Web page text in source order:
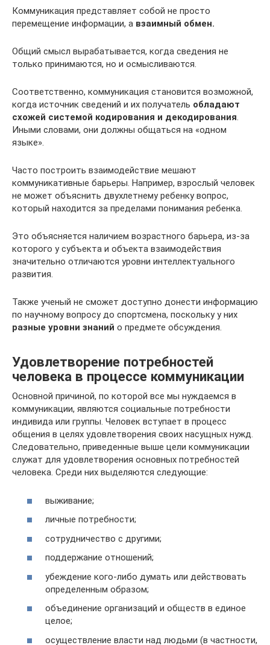
Коммуникация представляет собой не просто
перемещение информации, а взаимный обмен.
Общий смысл вырабатывается, когда сведения не
только принимаются, но и осмысливаются.
Соответственно, коммуникация становится возможной,
когда источник сведений и их получатель обладают
схожей системой кодирования и декодирования.
Иными словами, они должны общаться на «одном
языке».
Часто построить взаимодействие мешают
коммуникативные барьеры. Например, взрослый человек
не может объяснить двухлетнему ребенку вопрос,
который находится за пределами понимания ребенка.
Это объясняется наличием возрастного барьера, из-за
которого у субъекта и объекта взаимодействия
значительно отличаются уровни интеллектуального
развития.
Также ученый не сможет доступно донести информацию
по научному вопросу до спортсмена, поскольку у них
разные уровни знаний о предмете обсуждения.
Удовлетворение потребностей
человека в процессе коммуникации
Основной причиной, по которой все мы нуждаемся в
коммуникации, являются социальные потребности
индивида или группы. Человек вступает в процесс
общения в целях удовлетворения своих насущных нужд.
Следовательно, приведенные выше цели коммуникации
служат для удовлетворения основных потребностей
человека. Среди них выделяются следующие:
выживание;
личные потребности;
сотрудничество с другими;
поддержание отношений;
убеждение кого-либо думать или действовать
определенным образом;
объединение организаций и обществ в единое
целое;
осуществление власти над людьми (в частности,